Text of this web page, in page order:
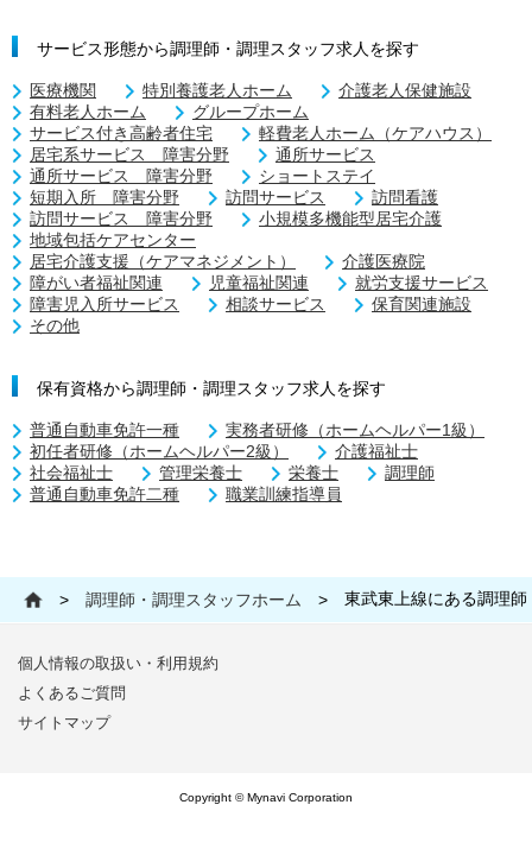
サービス形態から調理師・調理スタッフ求人を探す
医療機関 特別養護老人ホーム
介護老人保健施設
有料老人ホーム
グループホーム
サービス付き高齢者住宅
軽費老人ホーム（ケアハウス）
居宅系サービス 障害分野
通所サービス
通所サービス 障害分野
ショートステイ
短期入所 障害分野
訪問サービス
訪問看護
訪問サービス 障害分野
小規模多機能型居宅介護
地域包括ケアセンター
居宅介護支援（ケアマネジメント）
介護医療院
障がい者福祉関連
児童福祉関連
就労支援サービス
障害児入所サービス
相談サービス
保育関連施設
その他
保有資格から調理師・調理スタッフ求人を探す
普通自動車免許一種
実務者研修（ホームヘルパー1級）
初任者研修（ホームヘルパー2級）
介護福祉士
社会福祉士
管理栄養士 栄養士
調理師
普通自動車免許二種
職業訓練指導員
> 調理師・調理スタッフホーム > 東武東上線にある調理
個人情報の取扱い・利用規約
よくあるご質問
サイトマップ
Copyright © Mynavi Corporation